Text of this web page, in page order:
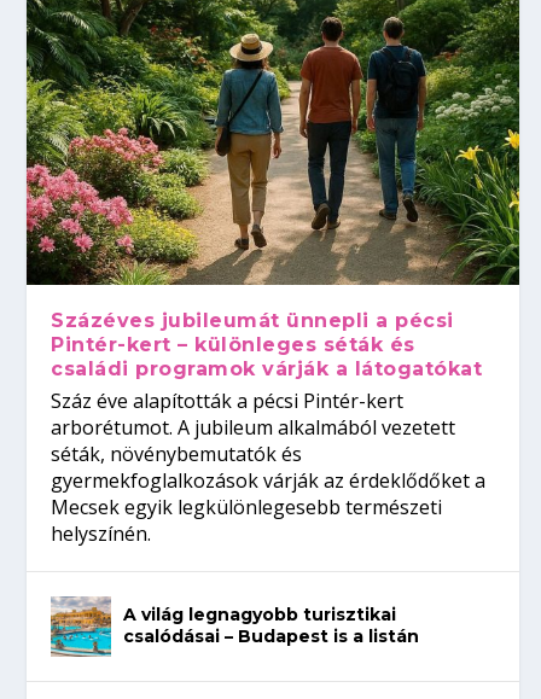
Százéves jubileumát ünnepli a pécsi
Pintér-kert – különleges séták és
családi programok várják a látogatókat
Száz éve alapították a pécsi Pintér-kert
arborétumot. A jubileum alkalmából vezetett
séták, növénybemutatók és
gyermekfoglalkozások várják az érdeklődőket a
Mecsek egyik legkülönlegesebb természeti
helyszínén.
A világ legnagyobb turisztikai
csalódásai – Budapest is a listán